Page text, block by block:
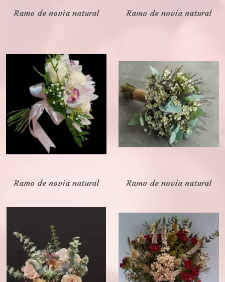
Ramo de novia natural Ramo de novia natural
Ramo de novia natural Ramo de novia natural